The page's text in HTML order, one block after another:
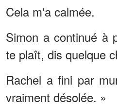
Cela m'a calmée.
Simon a continué à
te plaît, dis quelque
Rachel a fini par
vraiment désolée. »